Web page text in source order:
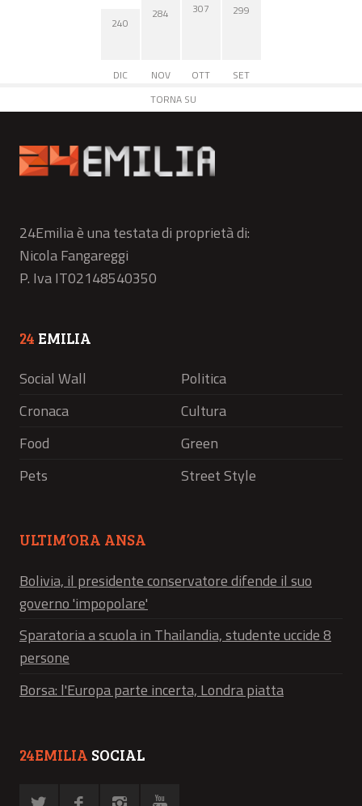
240
DIC
284
NOV
307
OTT
299
SET
TORNA SU
24Emilia è una testata di proprietà di:
Nicola Fangareggi
P. Iva IT02148540350
24 EMILIA
Social Wall
Politica
Cronaca
Cultura
Food
Green
Pets
Street Style
ULTIM’ORA ANSA
Bolivia, il presidente conservatore difende il suo
governo 'impopolare'
Sparatoria a scuola in Thailandia, studente uccide 8
persone
Borsa: l'Europa parte incerta, Londra piatta
24EMILIA SOCIAL